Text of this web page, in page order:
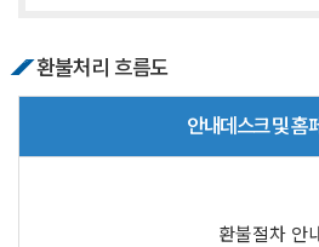
환불처리 흐름도
안내데스크 및 홈
환불절차 안